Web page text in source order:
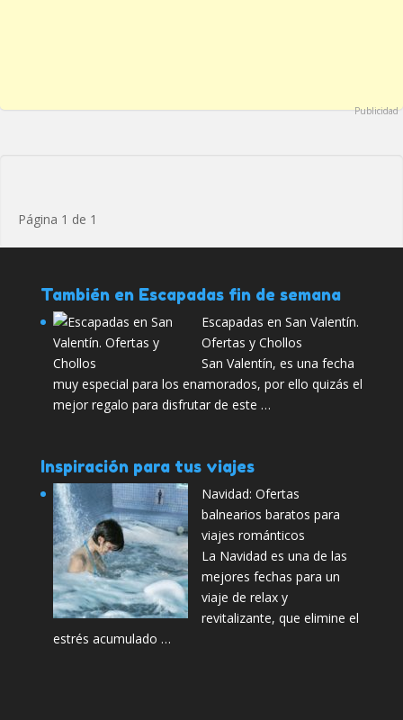
Publicidad
Página 1 de 1
También en Escapadas fin de semana
Escapadas en San Valentín.
Ofertas y Chollos
San Valentín, es una fecha
muy especial para los enamorados, por ello quizás el
mejor regalo para disfrutar de este …
Inspiración para tus viajes
Navidad: Ofertas
balnearios baratos para
viajes románticos
La Navidad es una de las
mejores fechas para un
viaje de relax y
revitalizante, que elimine el
estrés acumulado …